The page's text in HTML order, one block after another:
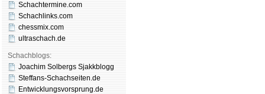
Schachtermine.com
Schachlinks.com
chessmix.com
ultraschach.de
Schachblogs:
Joachim Solbergs Sjakkblogg
Steffans-Schachseiten.de
Entwicklungsvorsprung.de